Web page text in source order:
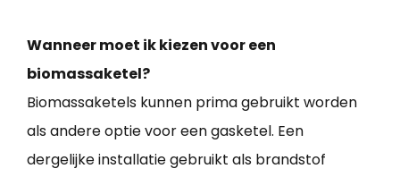
Wanneer moet ik kiezen voor een
biomassaketel?
Biomassaketels kunnen prima gebruikt worden
als andere optie voor een gasketel. Een
dergelijke installatie gebruikt als brandstof